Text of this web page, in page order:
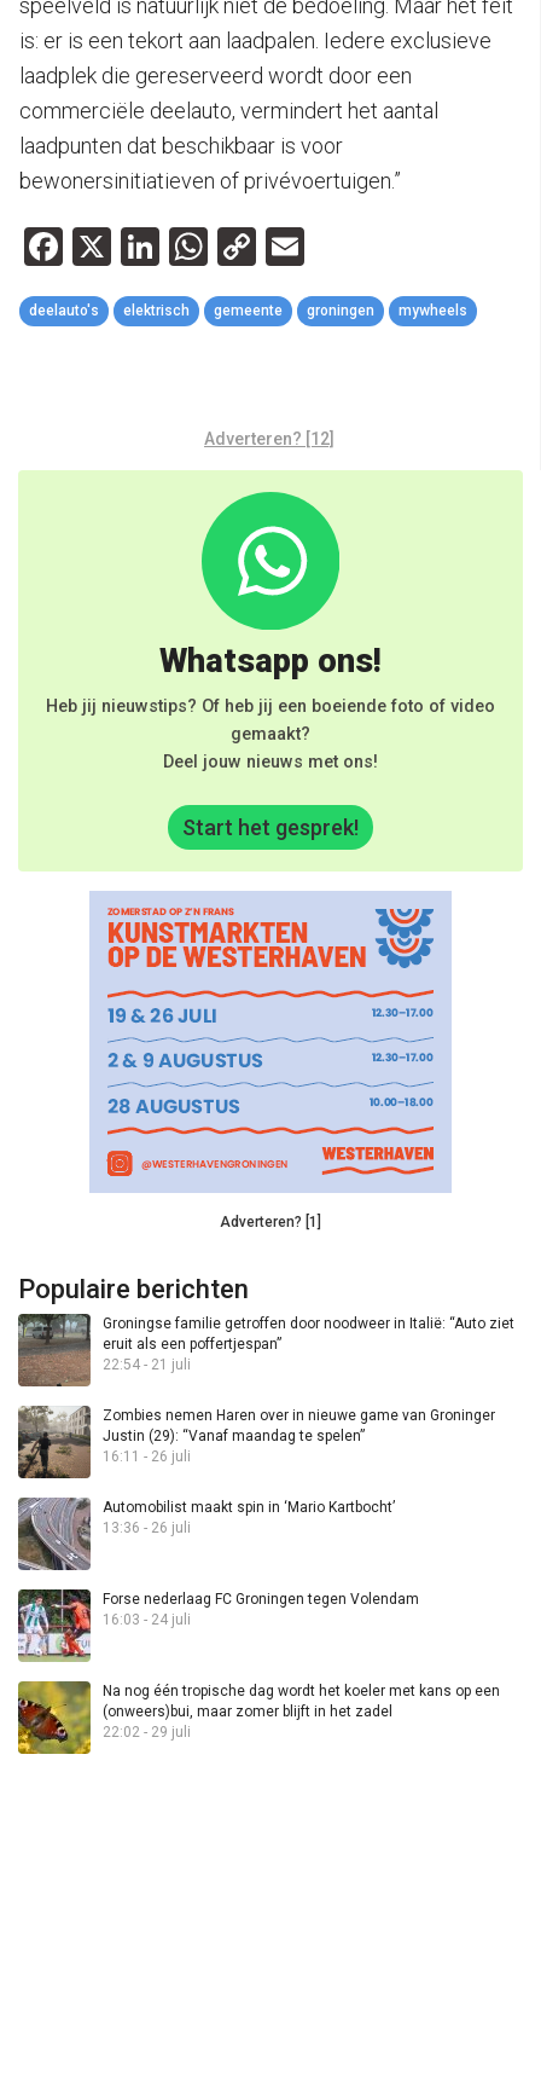
speelveld is natuurlijk niet de bedoeling. Maar het feit
is: er is een tekort aan laadpalen. Iedere exclusieve
laadplek die gereserveerd wordt door een
commerciële deelauto, vermindert het aantal
laadpunten dat beschikbaar is voor
bewonersinitiatieven of privévoertuigen.”
Facebook
X LinkedIn
WhatsApp
Copy
Link
deelauto's elektrisch gemeente groningen mywheels
Adverteren? [12]
Whatsapp ons!
Heb jij nieuwstips? Of heb jij een boeiende foto of video
gemaakt?
Deel jouw nieuws met ons!
Start het gesprek!
Adverteren? [1]
Populaire berichten
Groningse familie getroffen door noodweer in Italië: “Auto ziet
eruit als een poffertjespan”
22:54 - 21 juli
Zombies nemen Haren over in nieuwe game van Groninger
Justin (29): “Vanaf maandag te spelen”
16:11 - 26 juli
Automobilist maakt spin in ‘Mario Kartbocht’
13:36 - 26 juli
Forse nederlaag FC Groningen tegen Volendam
16:03 - 24 juli
Na nog één tropische dag wordt het koeler met kans op een
(onweers)bui, maar zomer blijft in het zadel
22:02 - 29 juli